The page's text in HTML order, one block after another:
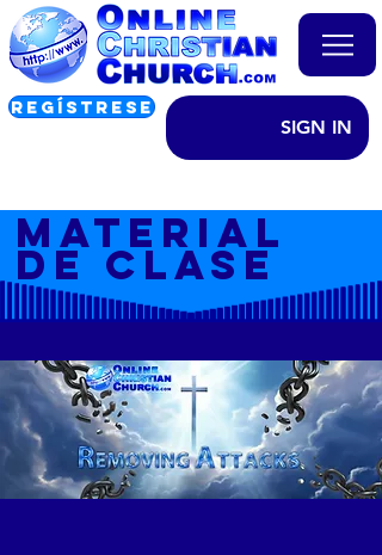
REGÍSTRESE
SIGN IN
MATERIAL
DE CLASE